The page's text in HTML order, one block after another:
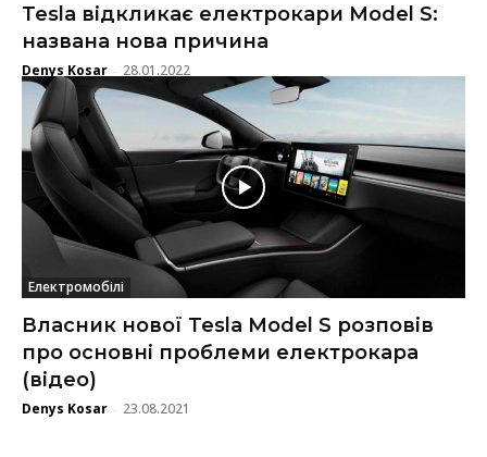
Tesla відкликає електрокари Model S:
названа нова причина
Denys Kosar - 28.01.2022
Електромобілі
Власник нової Tesla Model S розповів
про основні проблеми електрокара
(відео)
Denys Kosar - 23.08.2021